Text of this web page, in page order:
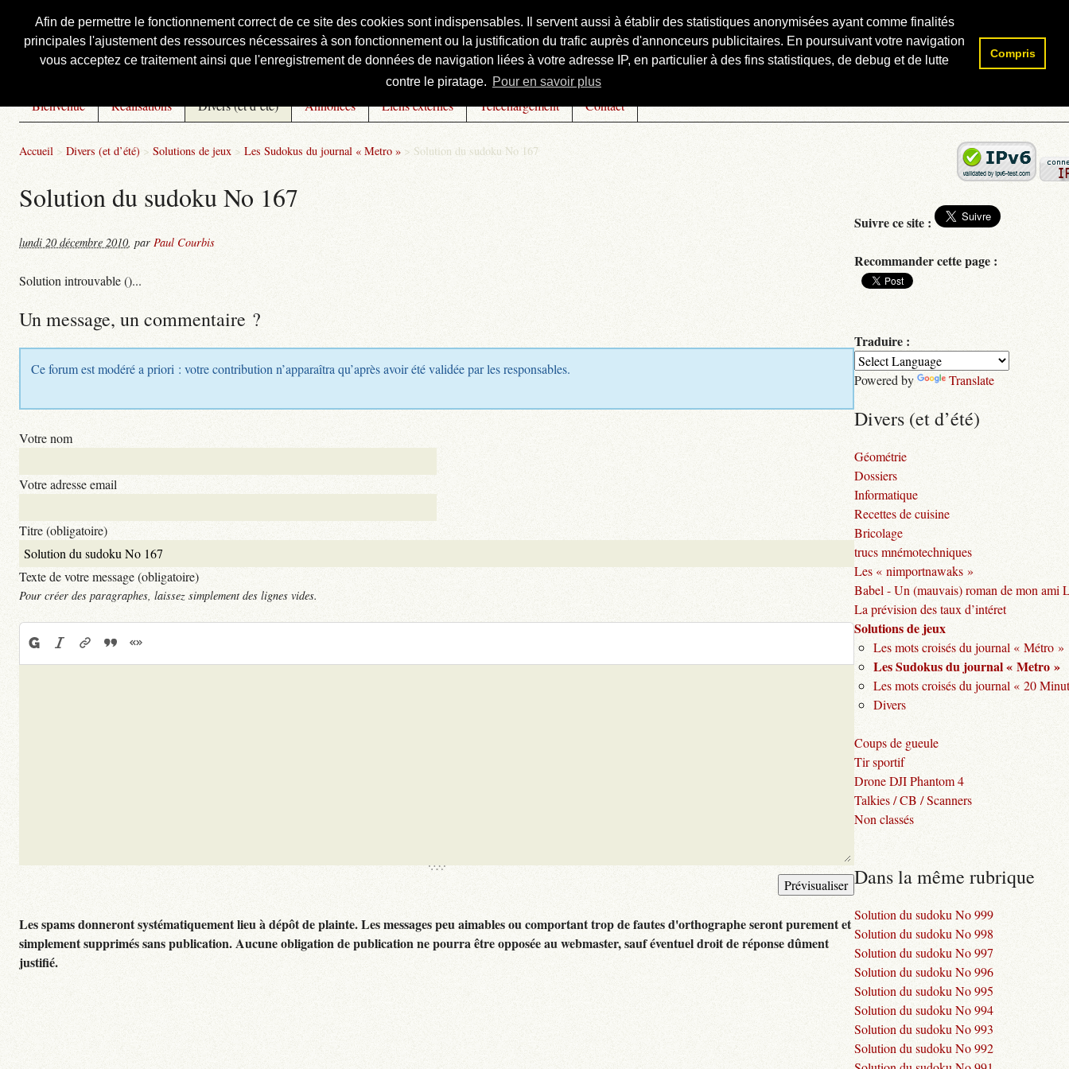
Afin de permettre le fonctionnement correct de ce site des cookies sont indispensables. Il servent aussi à établir des statistiques anonymisées ayant comme finalités
principales l'ajustement des ressources nécessaires à son fonctionnement ou la justification du trafic auprès d'annonceurs publicitaires. En poursuivant votre navigation
vous acceptez ce traitement ainsi que l'enregistrement de données de navigation liées à votre adresse IP, en particulier à des fins statistiques, de debug et de lutte
contre le piratage. Pour en savoir plus
Compris
Courbis, « LE » Blog Officiel
Bienvenue Réalisations Divers (et d’été) Annonces Liens externes Téléchargement Contact
Accueil > Divers (et d’été) > Solutions de jeux > Les Sudokus du journal « Metro » > Solution du sudoku No 167
Solution du sudoku No 167
lundi 20 décembre 2010, par Paul Courbis
Solution introuvable ()...
Un message, un commentaire ?
Ce forum est modéré a priori : votre contribution n’apparaîtra qu’après avoir été validée par les responsables.
Votre nom
Votre adresse email
Titre (obligatoire)
Texte de votre message (obligatoire)
Pour créer des paragraphes, laissez simplement des lignes vides.
Les spams donneront systématiquement lieu à dépôt de plainte. Les messages peu aimables ou comportant trop de fautes d'orthographe seront purement et
simplement supprimés sans publication. Aucune obligation de publication ne pourra être opposée au webmaster, sauf éventuel droit de réponse dûment
justifié.
Rechercher :
Suivre ce site :
Recommander cette page :
Traduire :
Powered by Translate
Divers (et d’été)
Géométrie
Dossiers
Informatique
Recettes de cuisine
Bricolage
trucs mnémotechniques
Les « nimportnawaks »
Babel - Un (mauvais) roman de mon ami
La prévision des taux d’intéret
Solutions de jeux
Les mots croisés du journal « Métro »
Les Sudokus du journal « Metro »
Les mots croisés du journal « 20
Divers
Coups de gueule
Tir sportif
Drone DJI Phantom 4
Talkies / CB / Scanners
Non classés
Dans la même rubrique
Solution du sudoku No 999
Solution du sudoku No 998
Solution du sudoku No 997
Solution du sudoku No 996
Solution du sudoku No 995
Solution du sudoku No 994
Solution du sudoku No 993
Solution du sudoku No 992